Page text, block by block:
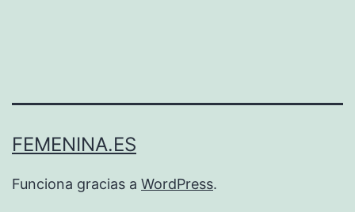
FEMENINA.ES
Funciona gracias a WordPress.